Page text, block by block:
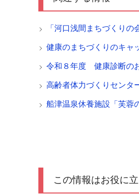
「河口浅間まちづくり
健康のまちづくりのキャ
令和８年度 健康診断の
高齢者体力づくりセンタ
船津温泉休養施設「芙蓉
この情報はお役に